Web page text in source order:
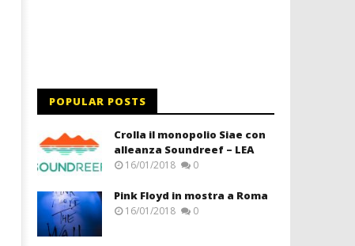
POPULAR POSTS
Crolla il monopolio Siae con
alleanza Soundreef – LEA
16/01/2018 0
Pink Floyd in mostra a Roma
16/01/2018 0